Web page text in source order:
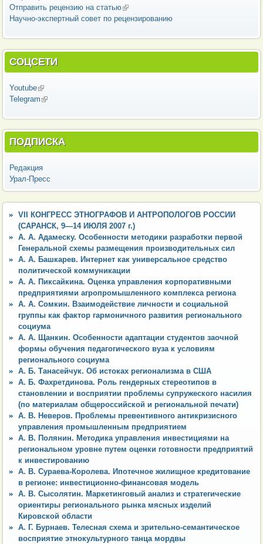
Отправить рецензию на статью(внешняя ссылка)
Научно-экспертный совет по рецензированию
СОЦСЕТИ
Youtube(внешняя ссылка)
Telegram (внешняя ссылка)
ПОДПИСКА
Редакция
Урал-Пресс
VII КОНГРЕСС ЭТНОГРАФОВ И АНТРОПОЛОГОВ РОССИИ
(САРАНСК, 9—14 ИЮЛЯ 2007 г.)
А. А. Адамеску. Особенности методики разработки первой
Генеральной схемы размещения производительных сил
А. А. Башкарев. Интернет как универсальное средство
политической коммуникации
А. А. Пиксайкина. Оценка управления корпоративными
предприятиями агропромышленного комплекса региона
А. А. Сомкин. Взаимодействие личности и социальной
группы как фактор гармоничного развития регионального
социума
А. А. Щанкин. Особенности адаптации студентов заочной
формы обучения педагогического вуза к условиям
регионального социума
А. Б. Танасейчук. Об истоках регионализма в США
А. Б. Фахретдинова. Роль гендерных стереотипов в
становлении и восприятии проблемы супружеского насилия
(по материалам общероссийской и региональной печати)
А. В. Неверов. Проблемы превентивного антикризисного
управления промышленным предприятием
А. В. Полянин. Методика управления инвестициями на
региональном уровне путем оценки готовности предприятий
к инвестированию
А. В. Сураева-Королева. Ипотечное жилищное кредитование
в регионе: инвестиционно-финансовая модель
А. В. Сысолятин. Маркетинговый анализ и стратегические
ориентиры регионального рынка мясных изделий
Кировской области
А. Г. Бурнаев. Телесная схема и зрительно-семантическое
восприятие этнокультурного танца мордвы